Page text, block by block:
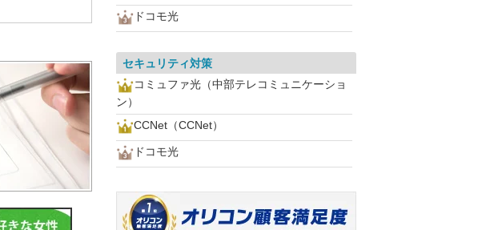
ドコモ光
セキュリティ対策
コミュファ光（中部テレコミュニケーショ
ン）
CCNet（CCNet）
ドコモ光